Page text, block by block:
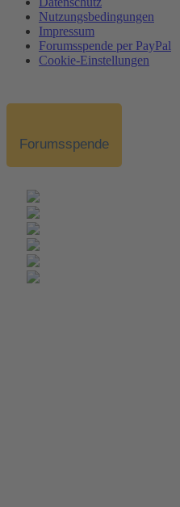
Nutzungsbedingungen
Impressum
Forumsspende per PayPal
Cookie-Einstellungen
Forumsspende